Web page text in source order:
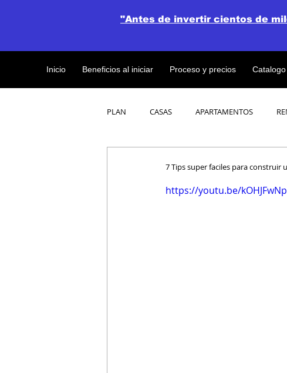
Inicio Beneficios al iniciar Proceso y precios
"Antes de invertir cientos de
PLAN CASAS APARTAMENTOS
7 Tips super faciles para construir
https://youtu.be/